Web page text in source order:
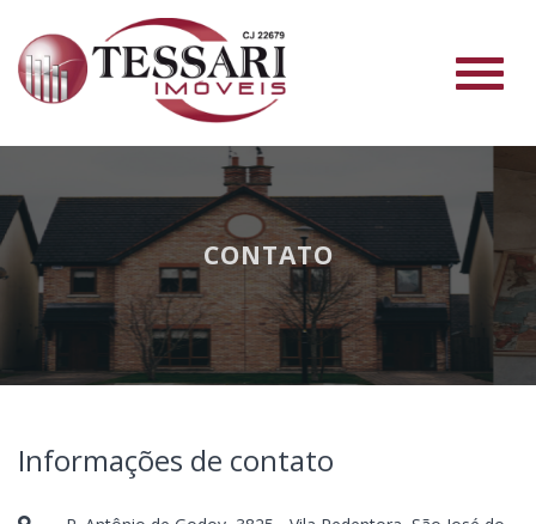
#
CONTATO
Informações de contato